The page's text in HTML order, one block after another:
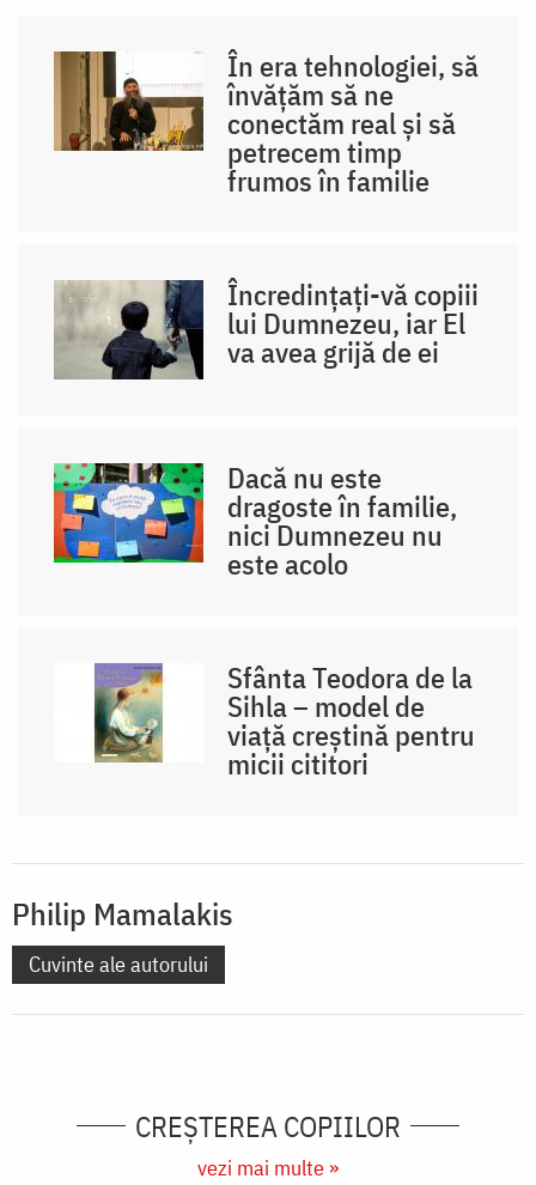
În era tehnologiei, să
învățăm să ne
conectăm real și să
petrecem timp
frumos în familie
Încredințați-vă copiii
lui Dumnezeu, iar El
va avea grijă de ei
Dacă nu este
dragoste în familie,
nici Dumnezeu nu
este acolo
Sfânta Teodora de la
Sihla – model de
viaţă creştină pentru
micii cititori
Philip Mamalakis
Cuvinte ale autorului
CREŞTEREA COPIILOR
vezi mai multe »